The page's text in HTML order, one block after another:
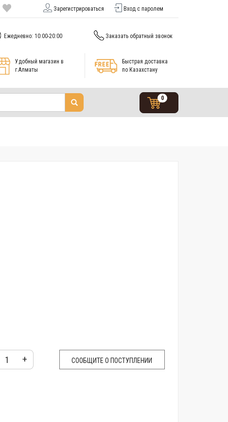
Зарегистрироваться Вход с паролем
Ежедневно: 10:00-20:00 Заказать обратный звонок
Удобный магазин в
г.Алматы
Быстрая доставка
по Казахстану
0
+ СООБЩИТЕ О ПОСТУПЛЕНИИ